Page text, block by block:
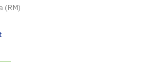
(RM)